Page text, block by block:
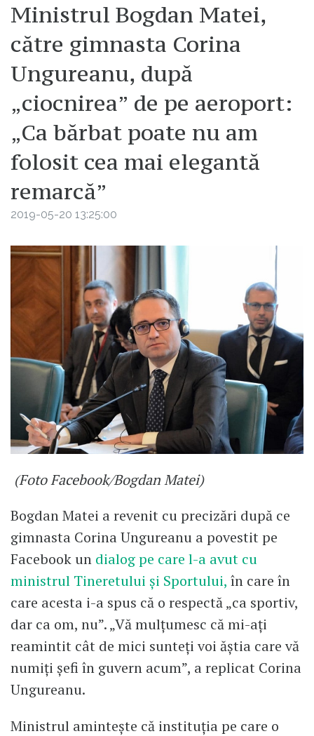
Ministrul Bogdan Matei,
către gimnasta Corina
Ungureanu, după
„ciocnirea” de pe aeroport:
„Ca bărbat poate nu am
folosit cea mai elegantă
remarcă”
2019-05-20 13:25:00
(Foto Facebook/Bogdan Matei)
Bogdan Matei a revenit cu precizări după ce
gimnasta Corina Ungureanu a povestit pe
Facebook un dialog pe care l-a avut cu
ministrul Tineretului și Sportului, în care în
care acesta i-a spus că o respectă „ca sportiv,
dar ca om, nu”. „Vă mulțumesc că mi-ați
reamintit cât de mici sunteți voi ăștia care vă
numiți șefi în guvern acum”, a replicat Corina
Ungureanu.
Ministrul amintește că instituția pe care o